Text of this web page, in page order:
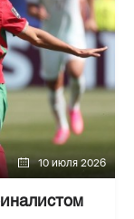
10 июля 2026